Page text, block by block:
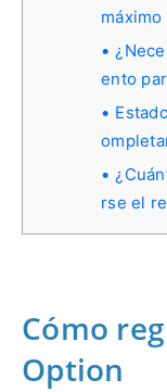
ento
rse el
Cómo
Option